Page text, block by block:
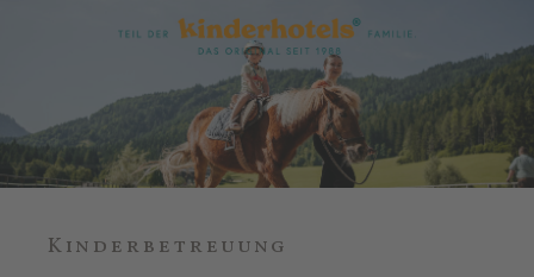
Kinderbetreuung